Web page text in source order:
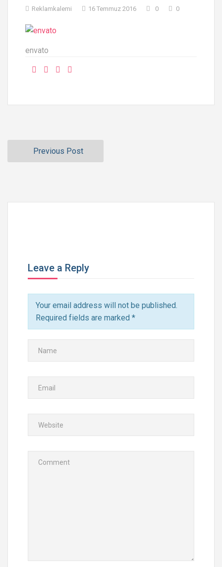
Reklamkalemi 16 Temmuz 2016 0 0
envato
Previous Post
Leave a Reply
Your email address will not be published.
Required fields are marked *